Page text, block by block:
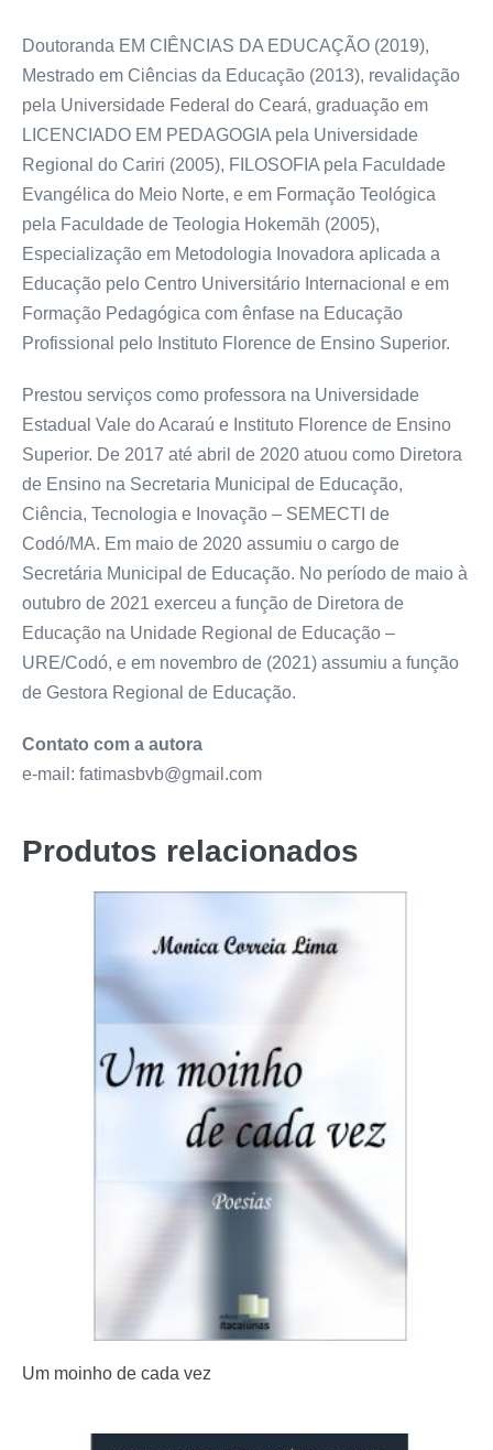
Doutoranda EM CIÊNCIAS DA EDUCAÇÃO (2019),
Mestrado em Ciências da Educação (2013), revalidação
pela Universidade Federal do Ceará, graduação em
LICENCIADO EM PEDAGOGIA pela Universidade
Regional do Cariri (2005), FILOSOFIA pela Faculdade
Evangélica do Meio Norte, e em Formação Teológica
pela Faculdade de Teologia Hokemãh (2005),
Especialização em Metodologia Inovadora aplicada a
Educação pelo Centro Universitário Internacional e em
Formação Pedagógica com ênfase na Educação
Profissional pelo Instituto Florence de Ensino Superior.
Prestou serviços como professora na Universidade
Estadual Vale do Acaraú e Instituto Florence de Ensino
Superior. De 2017 até abril de 2020 atuou como Diretora
de Ensino na Secretaria Municipal de Educação,
Ciência, Tecnologia e Inovação – SEMECTI de
Codó/MA. Em maio de 2020 assumiu o cargo de
Secretária Municipal de Educação. No período de maio à
outubro de 2021 exerceu a função de Diretora de
Educação na Unidade Regional de Educação –
URE/Codó, e em novembro de (2021) assumiu a função
de Gestora Regional de Educação.
Contato com a autora
e-mail: fatimasbvb@gmail.com
Produtos relacionados
Um moinho de cada vez